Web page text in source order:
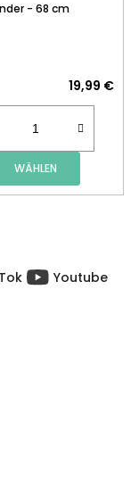
- 68 cm
19,99 €
WÄHLEN
Youtube